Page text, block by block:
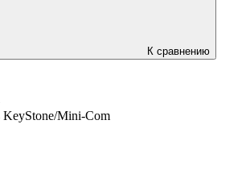
К сравнению
Mini-Com